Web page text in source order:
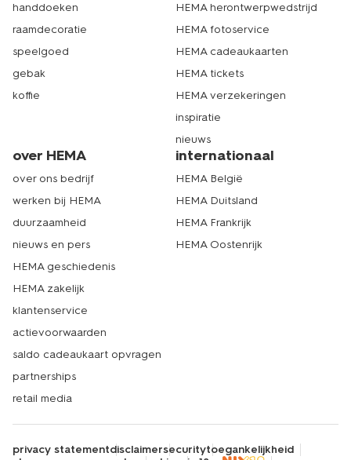
handdoeken
raamdecoratie
speelgoed
gebak
koffie
HEMA herontwerpwedstrijd
HEMA fotoservice
HEMA cadeaukaarten
HEMA tickets
HEMA verzekeringen
inspiratie
nieuws
over HEMA
over ons bedrijf
werken bij HEMA
duurzaamheid
nieuws en pers
HEMA geschiedenis
HEMA zakelijk
klantenservice
actievoorwaarden
saldo cadeaukaart opvragen
partnerships
retail media
internationaal
HEMA België
HEMA Duitsland
HEMA Frankrijk
HEMA Oostenrijk
privacy statementdisclaimersecuritytoegankelijkheid